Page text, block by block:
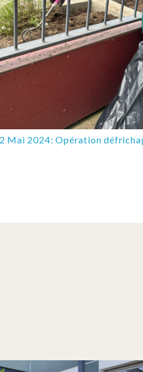
Mai 2024: Opération